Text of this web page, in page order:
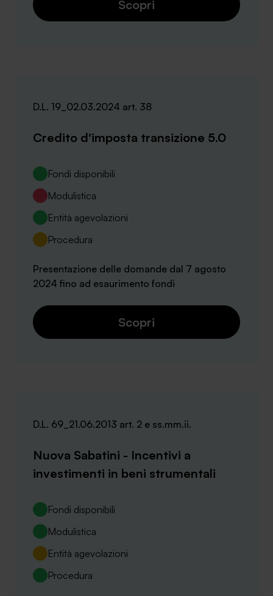
Scopri
D.L. 19_02.03.2024 art. 38
Credito d'imposta transizione 5.0
Fondi disponibili
Modulistica
Entità agevolazioni
Procedura
Presentazione delle domande dal 7 agosto
2024 fino ad esaurimento fondi
Scopri
D.L. 69_21.06.2013 art. 2 e ss.mm.ii.
Nuova Sabatini - Incentivi a
investimenti in beni strumentali
Fondi disponibili
Modulistica
Entità agevolazioni
Procedura